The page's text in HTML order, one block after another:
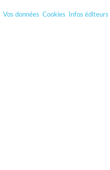
Vos données Cookies Infos éditeurs